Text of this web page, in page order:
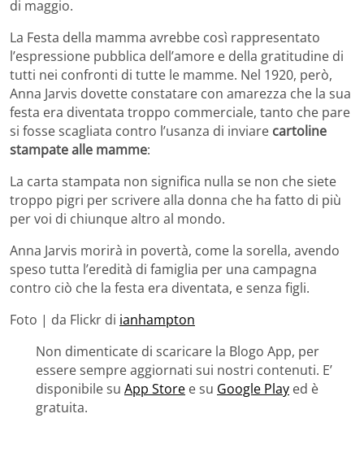
di maggio.
La Festa della mamma avrebbe così rappresentato
l’espressione pubblica dell’amore e della gratitudine di
tutti nei confronti di tutte le mamme. Nel 1920, però,
Anna Jarvis dovette constatare con amarezza che la sua
festa era diventata troppo commerciale, tanto che pare
si fosse scagliata contro l’usanza di inviare cartoline
stampate alle mamme:
La carta stampata non significa nulla se non che siete
troppo pigri per scrivere alla donna che ha fatto di più
per voi di chiunque altro al mondo.
Anna Jarvis morirà in povertà, come la sorella, avendo
speso tutta l’eredità di famiglia per una campagna
contro ciò che la festa era diventata, e senza figli.
Foto | da Flickr di ianhampton
Non dimenticate di scaricare la Blogo App, per
essere sempre aggiornati sui nostri contenuti. E’
disponibile su App Store e su Google Play ed è
gratuita.